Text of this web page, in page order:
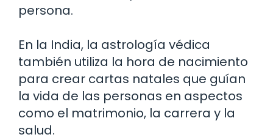
persona.
En la India, la astrología védica
también utiliza la hora de nacimiento
para crear cartas natales que guían
la vida de las personas en aspectos
como el matrimonio, la carrera y la
salud.